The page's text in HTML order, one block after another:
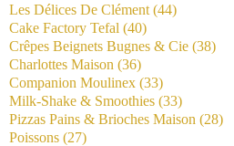
Les Délices De Clément (44)
Cake Factory Tefal (40)
Crêpes Beignets Bugnes & Cie (38)
Charlottes Maison (36)
Companion Moulinex (33)
Milk-Shake & Smoothies (33)
Pizzas Pains & Brioches Maison (28)
Poissons (27)